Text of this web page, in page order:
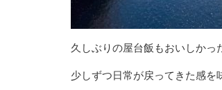
久しぶりの屋台飯もおいしかっ
少しずつ日常が戻ってきた感を